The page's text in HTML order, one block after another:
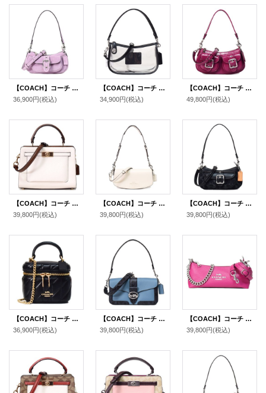
【COACH】コーチ バッグ スエード レザー ミニ アシュトン 2way クロスボディ 斜め掛け ショルダー ハンドバッグ ライトバイオレット（日本未発売）
36,900円(税込)
【COACH】コーチ バッグ スケルトン シースルー PVC レザー クリア スウィンガー ターンロック 2way クロスボディ 斜め掛け ショルダー ハンドバッグ ブラック（日本未発売）
34,900円(税込)
【COACH】コーチ バッグ パテントレザー アシュトン バゲット 2way クロスボディ 斜め掛け ショルダー ハンドバッグ ピンク（日本未発売）
49,800円(税込)
【COACH】コーチ レザー ミニ レーン ハンドル クロスボディ 斜め掛け 2WAY ショルダー ハンドバッグ チャーク×ペニーマルチ（日本未発売）
39,800円(税込)
【COACH】コーチ バッグ カーフレザー アンドレア スモール ロゴ フラップ クロスボディ 3WAY クラッチ ショルダー ハンドバッグ チャーク（日本未発売）
39,800円(税込)
【COACH】コーチ バッグ デニム レザー シグネチャー ミニ アシュトン 2way クロスボディ 斜め掛け ショルダー ハンドバッグ ブラック（日本未発売）
39,800円(税込)
【COACH】コーチ バッグ レザー キルティング アヴァ ロゴ スクエア ボックス チェーン クロスボディ 2WAY 斜め掛け ショルダー ハンドバッグ ブラック（日本未発売）
36,900円(税込)
【COACH】コーチ ぺブルレザー パイソン ジャージー フラップ クロスボディ 3WAY クラッチ ショルダー ハンドバッグ インディゴマルチ（日本未発売）
39,800円(税込)
【COACH】コーチ ぺブルレザー シャーロット クロスボディ チェーン 3WAY ショルダー 斜め掛け クラッチ ハンドバッグ ブライトバイオレット（日本未発売）
39,800円(税込)